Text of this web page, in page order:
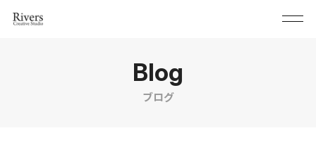
Blog
ブログ